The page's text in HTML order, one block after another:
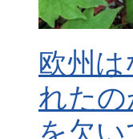
欧州
れた